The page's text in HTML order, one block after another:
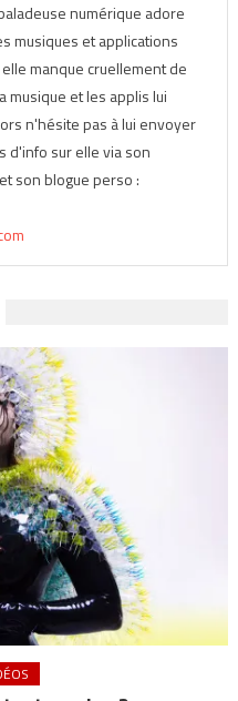
numérique adore
musiques et applications
manque cruellement de
musique et les applis lui
n'hésite pas à lui envoyer
d'info sur elle via son
son blogue perso :